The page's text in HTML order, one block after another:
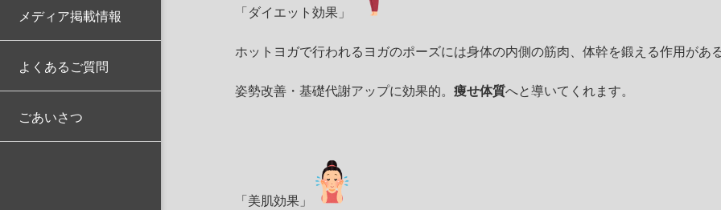
メディア掲載情報
よくあるご質問
ごあいさつ
「ダイエット効果」
ホットヨガで行われるヨガのポーズには身体の内側の筋肉、体幹を鍛える作用がある
姿勢改善・基礎代謝アップに効果的。 痩せ体質へと導いてくれます。
「美肌効果」